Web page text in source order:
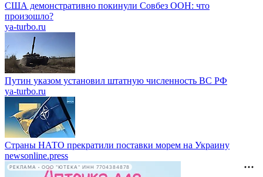
США демонстративно покинули Совбез ООН: что
произошло?
ya-turbo.ru
Путин указом установил штатную численность ВС РФ
ya-turbo.ru
Страны НАТО прекратили поставки морем на Украину
newsonline.press
РЕКЛАМА • ООО "ЮТЕКА" ИНН 7704384878